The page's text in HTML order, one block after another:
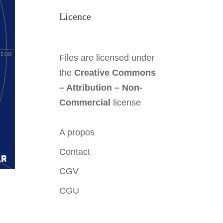
Licence
Files are licensed under
theCreative Commons
– Attribution – Non-
Commercial
license
A propos
Contact
CGV
CGU